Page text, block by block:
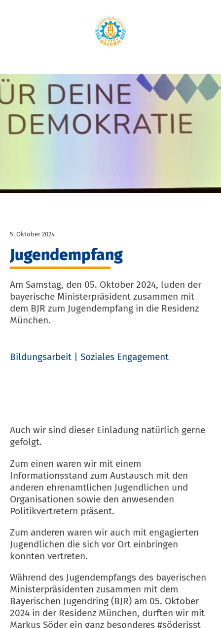
5. Oktober 2024
Jugendempfang
Am Samstag, den 05. Oktober 2024, luden der
bayerische Ministerpräsident zusammen mit
dem BJR zum Jugendempfang in die Residenz
München.
Bildungsarbeit Soziales Engagement
Auch wir sind dieser Einladung natürlich gerne
gefolgt.
Zum einen waren wir mit einem
Informationsstand zum Austausch mit den
anderen ehrenamtlichen Jugendlichen und
Organisationen sowie den anwesenden
Politikvertretern präsent.
Zum anderen waren wir auch mit engagierten
Jugendlichen die sich vor Ort einbringen
konnten vertreten.
Während des Jugendempfangs des bayerischen
Ministerpräsidenten zusammen mit dem
Bayerischen Jugendring (BJR) am 05. Oktober
2024 in der Residenz München, durften wir mit
Markus Söder ein ganz besonderes #söderisst